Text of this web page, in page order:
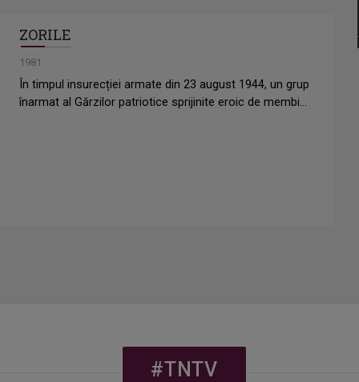
ZORILE
1981
În timpul insurecției armate din 23 august 1944, un grup
înarmat al Gărzilor patriotice sprijinite eroic de membi...
#TNTV